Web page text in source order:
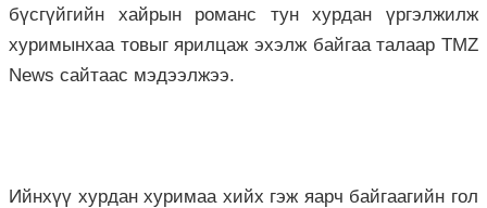
бүсгүйгийн хайрын романс тун хурдан үргэлжилж
хуримынхаа товыг ярилцаж эхэлж байгаа талаар TMZ
News сайтаас мэдээлжээ.
Ийнхүү хурдан хуримаа хийх гэж яарч байгаагийн гол